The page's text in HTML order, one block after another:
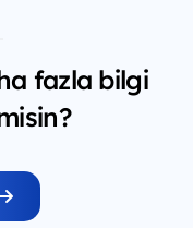
fazla bilgi